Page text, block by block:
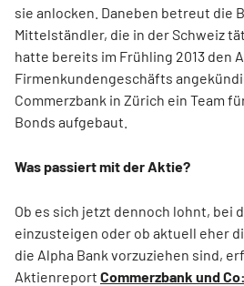
sie anlocken. Daneben betreut die
Mittelständler, die in der Schweiz
hatte bereits im Frühling 2013 den
Firmenkundengeschäfts
Commerzbank in Zürich ein Team
Bonds aufgebaut.
Was passiert mit der Aktie?
Ob es sich jetzt dennoch lohnt, bei
einzusteigen oder ob aktuell eher
die Alpha Bank vorzuziehen sind,
Aktienreport Commerzbank und